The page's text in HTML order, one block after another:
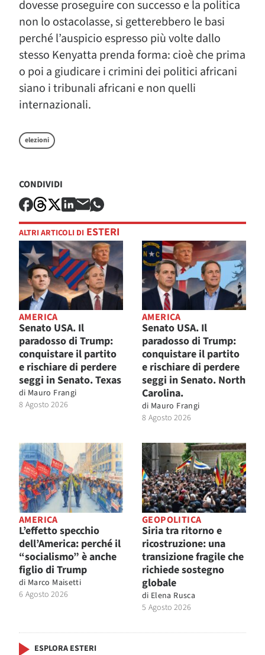
dovesse proseguire con successo e la politica
non lo ostacolasse, si getterebbero le basi
perché l’auspicio espresso più volte dallo
stesso Kenyatta prenda forma: cioè che prima
o poi a giudicare i crimini dei politici africani
siano i tribunali africani e non quelli
internazionali.
elezioni
CONDIVIDI
ALTRI ARTICOLI DI ESTERI
AMERICA
Senato USA. Il
paradosso di Trump:
conquistare il partito
e rischiare di perdere
seggi in Senato. Texas
di Mauro Frangi
8 Agosto 2026
AMERICA
Senato USA. Il
paradosso di Trump:
conquistare il partito
e rischiare di perdere
seggi in Senato. North
Carolina.
di Mauro Frangi
8 Agosto 2026
AMERICA
L’effetto specchio
dell’America: perché il
“socialismo” è anche
figlio di Trump
di Marco Maisetti
6 Agosto 2026
GEOPOLITICA
Siria tra ritorno e
ricostruzione: una
transizione fragile che
richiede sostegno
globale
di Elena Rusca
5 Agosto 2026
ESPLORA ESTERI